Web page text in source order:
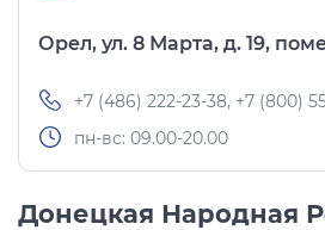
Орел, ул. 8 Марта, д. 19,
+7 (486) 222-23-38, +7 (800)
пн-вс: 09.00-20.00
Донецкая Народная